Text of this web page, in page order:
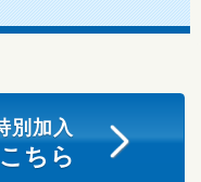
別加入
ちら